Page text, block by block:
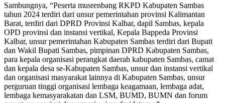
Sambungnya, “Peserta musrenbang RKPD Kabupaten Sambas
tahun 2024 terdiri dari unsur pemerintahan provinsi Kalimantan
Barat, terdiri dari DPRD Provinsi Kalbar, dapil Sambas, kepala
OPD provinsi dan instansi vertikal, Kepala Bappeda Provinsi
Kalbar, unsur pemerintahan Kabupaten Sambas terdiri dari Bupati
dan Wakil Bupati Sambas, pimpinan DPRD Kabupaten Sambas,
para kepala organisasi perangkat daerah kabupaten Sambas, camat
dan kepala desa se-Kabupaten Sambas, unsur dan instansi vertikal
dan organisasi masyarakat lainnya di Kabupaten Sambas, unsur
perguruan tinggi organisasi lembaga keagamaan, lembaga adat,
lembaga kemasyarakatan dan LSM, BUMD, BUMN dan forum